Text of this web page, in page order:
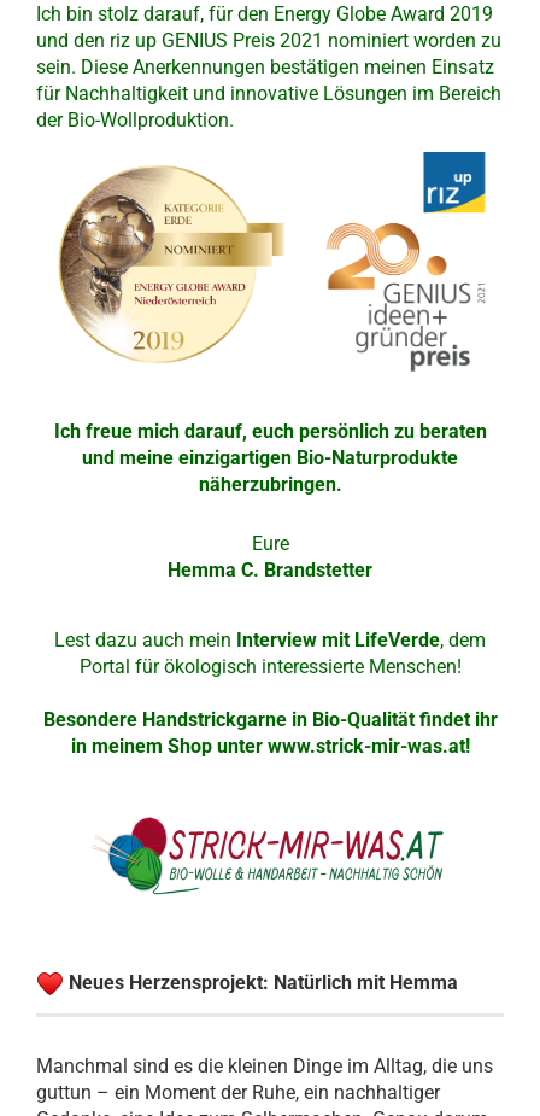
Ich bin stolz darauf, für den Energy Globe Award 2019
und den riz up GENIUS Preis 2021 nominiert worden zu
sein. Diese Anerkennungen bestätigen meinen Einsatz
für Nachhaltigkeit und innovative Lösungen im Bereich
der Bio-Wollproduktion.
Ich freue mich darauf, euch persönlich zu beraten
und meine einzigartigen Bio-Naturprodukte
näherzubringen.
Eure
Hemma C. Brandstetter
Lest dazu auch mein Interview mit LifeVerde, dem
Portal für ökologisch interessierte Menschen!
Besondere Handstrickgarne in Bio-Qualität findet ihr
in meinem Shop unter www.strick-mir-was.at!
Neues Herzensprojekt: Natürlich mit Hemma
Manchmal sind es die kleinen Dinge im Alltag, die uns
guttun – ein Moment der Ruhe, ein nachhaltiger